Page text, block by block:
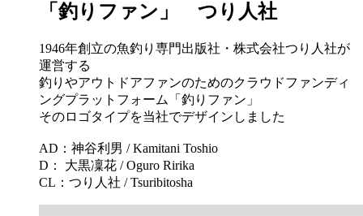
「釣りファン」 つり人社
1946年創⽴の⿂釣り専⾨出版社・株式会社つり⼈社が
運営する
釣りやアウトドアファンのためのクラウドファンディ
ングプラットフォーム「釣りファン」
そのロゴタイプを当社でデザインしました
AD：神谷利男 / Kamitani Toshio
D： 大黒凜花 / Oguro Ririka
CL：つり人社 / Tsuribitosha